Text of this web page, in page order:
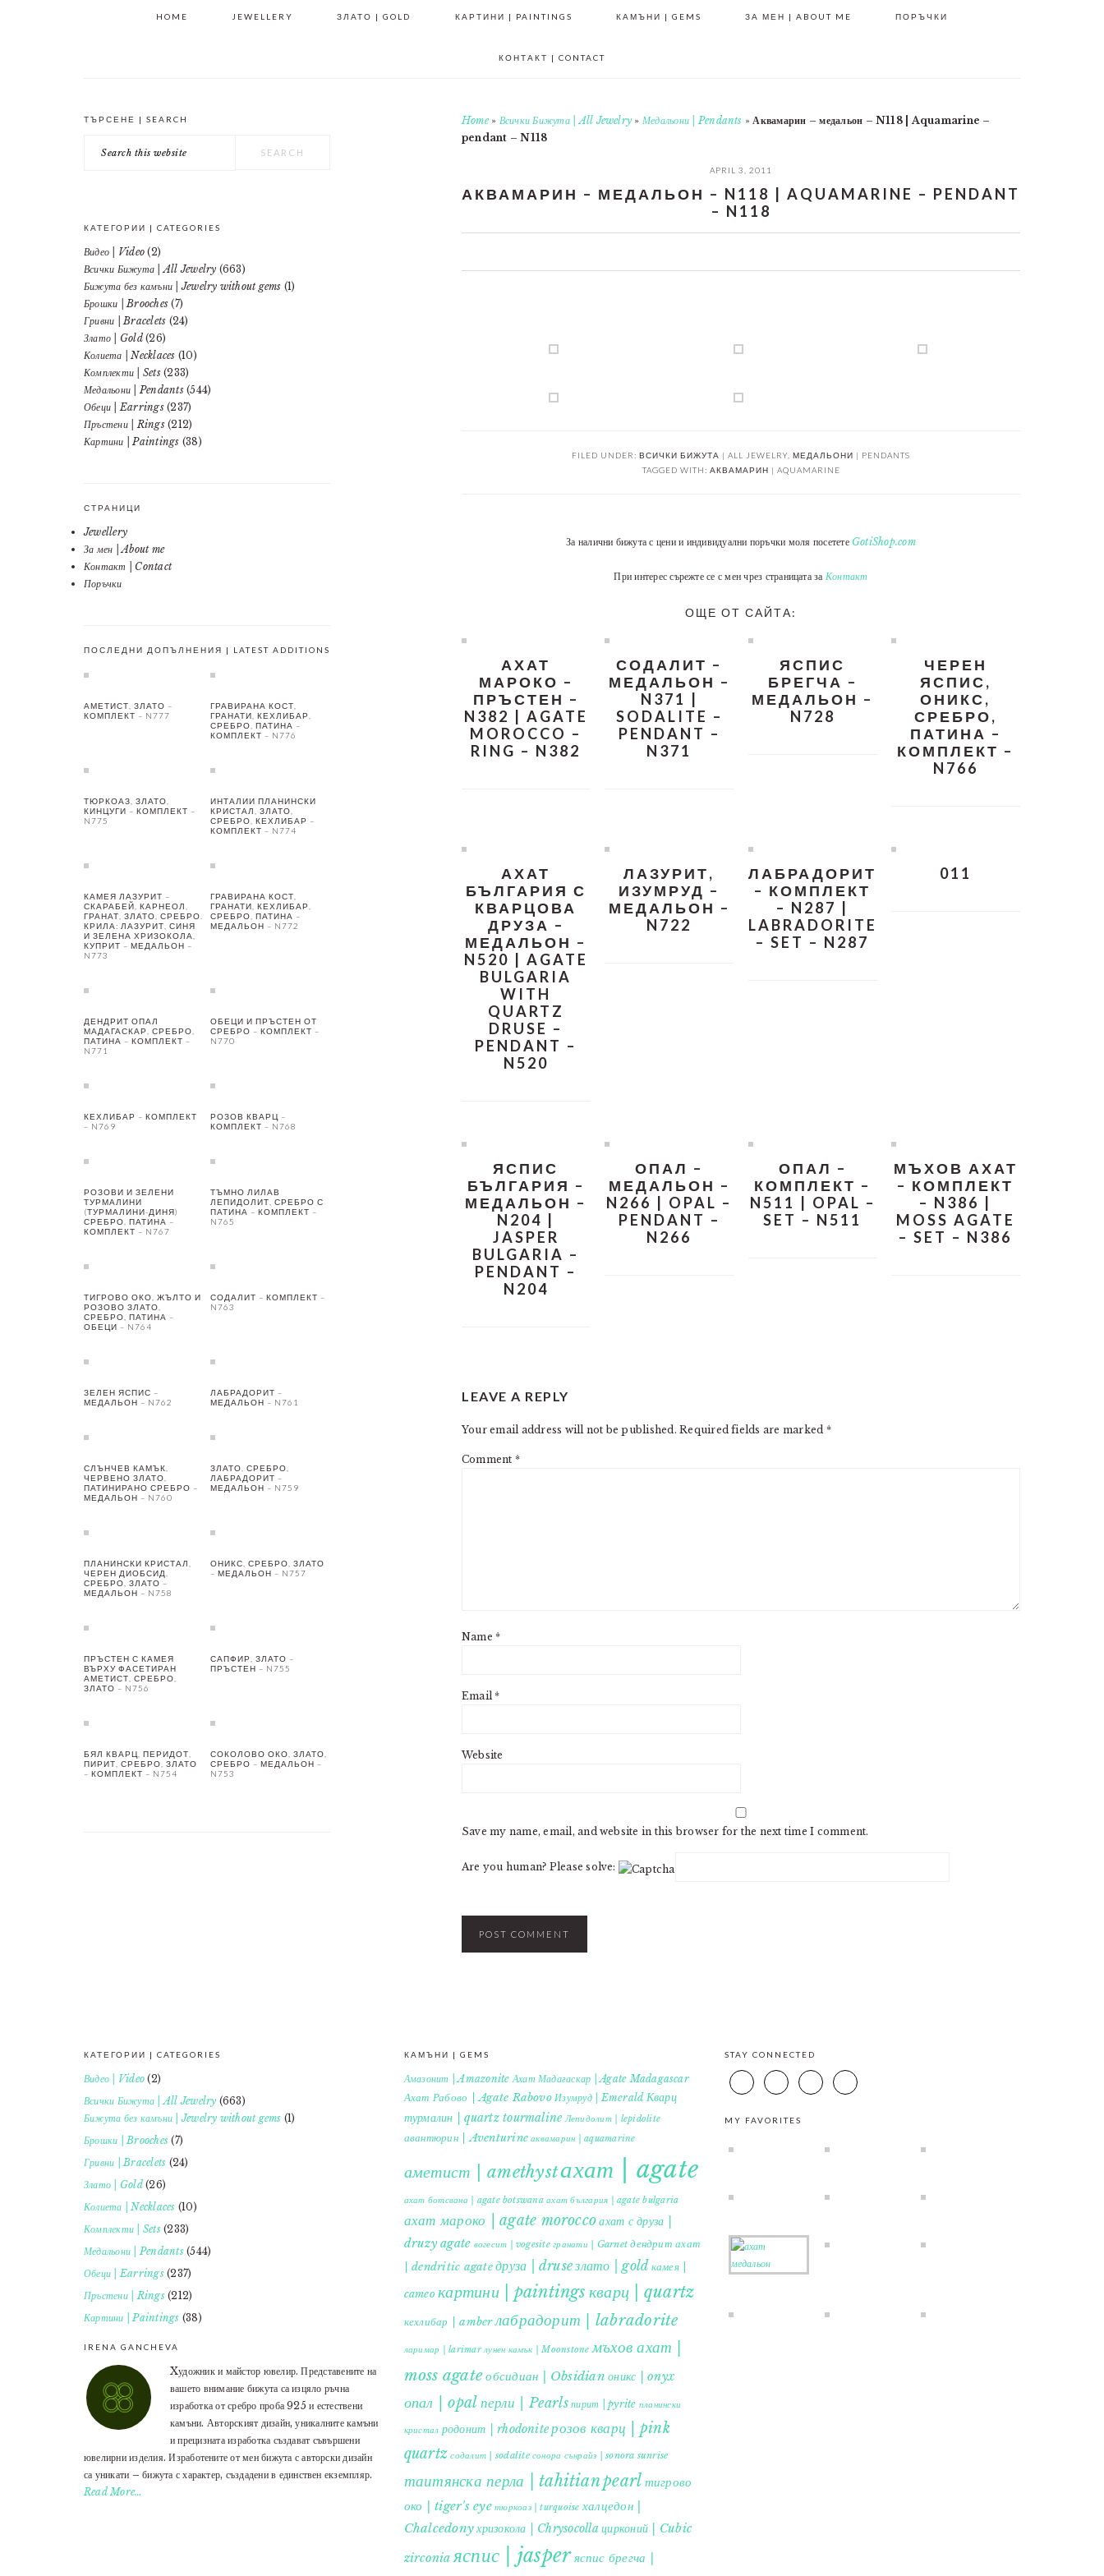
HOME JEWELLERY ЗЛАТО | GOLD КАРТИНИ | PAINTINGS КАМЪНИ | GEMS ЗА МЕН | ABOUT ME ПОРЪЧКИ
КОНТАКТ | CONTACT
Home» Всички Бижута | All Jewelry » Медальони | Pendants »Аквамарин – медальон – N118 | Aquamarine –
pendant – N118
APRIL 3, 2011
АКВАМАРИН – МЕДАЛЬОН – N118 | AQUAMARINE – PENDANT
– N118
FILED UNDER: ВСИЧКИ БИЖУТА | ALL JEWELRY МЕДАЛЬОНИ | PENDANTS
TAGGED WITH: АКВАМАРИН | AQUAMARINE
За налични бижута с цени и индивидуални поръчки моля посетете GotiShop.com
При интерес сърежте се с мен чрез страницата за Контакт
ОЩЕ ОТ САЙТА:
АХАТ
МАРОКО –
ПРЪСТЕН –
N382 | AGATE
MOROCCO –
RING – N382
СОДАЛИТ –
МЕДАЛЬОН –
N371 |
SODALITE –
PENDANT –
N371
ЯСПИС
БРЕГЧА –
МЕДАЛЬОН –
N728
ЧЕРЕН
ЯСПИС,
ОНИКС,
СРЕБРО,
ПАТИНА –
КОМПЛЕКТ –
N766
АХАТ
БЪЛГАРИЯ С
КВАРЦОВА
ДРУЗА –
МЕДАЛЬОН –
N520 | AGATE
BULGARIA
WITH
QUARTZ
DRUSE –
PENDANT –
N520
ЛАЗУРИТ,
ИЗУМРУД –
МЕДАЛЬОН –
N722
ЛАБРАДОРИТ
– КОМПЛЕКТ
– N287 |
LABRADORITE
– SET – N287
011
ЯСПИС
БЪЛГАРИЯ –
МЕДАЛЬОН –
N204 |
JASPER
BULGARIA –
PENDANT –
N204
ОПАЛ –
МЕДАЛЬОН –
N266 | OPAL –
PENDANT –
N266
ОПАЛ –
КОМПЛЕКТ –
N511 | OPAL –
SET – N511
МЪХОВ АХАТ
– КОМПЛЕКТ
– N386 |
MOSS AGATE
– SET – N386
INTERACTIONS
LEAVE A REPLY
Your email address will not be published. Required fields are marked *
Comment *
Name*
Email*
Website
Save my name, email, and website in this browser for the next time I comment.
Are you human? Please solve:
PRIMARY
SIDEBAR
ТЪРСЕНЕ | SEARCH
this
КАТЕГОРИИ | CATEGORIES
Видео | Video (2)
Всички Бижута | All Jewelry (663)
Бижута без камъни | Jewelry without gems (1)
Брошки | Brooches (7)
Гривни | Bracelets (24)
Злато | Gold(26)
Колиета | Necklaces (10)
Комплекти | Sets(233)
Медальони | Pendants(544)
Обеци | Earrings(237)
Пръстени | Rings(212)
Картини | Paintings (38)
СТРАНИЦИ
Jewellery
За мен | About me
Контакт | Contact
Поръчки
ПОСЛЕДНИ ДОПЪЛНЕНИЯ | LATEST ADDITIONS
АМЕТИСТ, ЗЛАТО –
КОМПЛЕКТ – N777
ГРАВИРАНА КОСТ,
ГРАНАТИ, КЕХЛИБАР,
СРЕБРО, ПАТИНА –
КОМПЛЕКТ – N776
ТЮРКОАЗ, ЗЛАТО,
КИНЦУГИ – КОМПЛЕКТ –
N775
ИНТАЛИИ ПЛАНИНСКИ
КРИСТАЛ, ЗЛАТО,
СРЕБРО, КЕХЛИБАР –
КОМПЛЕКТ – N774
КАМЕЯ ЛАЗУРИТ –
СКАРАБЕЙ, КАРНЕОЛ,
ГРАНАТ, ЗЛАТО, СРЕБРО.
КРИЛА: ЛАЗУРИТ, СИНЯ
И ЗЕЛЕНА ХРИЗОКОЛА,
КУПРИТ – МЕДАЛЬОН –
N773
ГРАВИРАНА КОСТ,
ГРАНАТИ, КЕХЛИБАР,
СРЕБРО, ПАТИНА –
МЕДАЛЬОН – N772
ДЕНДРИТ ОПАЛ
МАДАГАСКАР, СРЕБРО,
ПАТИНА – КОМПЛЕКТ –
N771
ОБЕЦИ И ПРЪСТЕН ОТ
СРЕБРО – КОМПЛЕКТ –
N770
КЕХЛИБАР – КОМПЛЕКТ
– N769
РОЗОВ КВАРЦ –
КОМПЛЕКТ – N768
РОЗОВИ И ЗЕЛЕНИ
ТУРМАЛИНИ
(ТУРМАЛИНИ-ДИНЯ)
СРЕБРО, ПАТИНА –
КОМПЛЕКТ – N767
ТЪМНО ЛИЛАВ
ЛЕПИДОЛИТ, СРЕБРО С
ПАТИНА – КОМПЛЕКТ –
N765
ТИГРОВО ОКО, ЖЪЛТО И
РОЗОВО ЗЛАТО,
СРЕБРО, ПАТИНА –
ОБЕЦИ – N764
СОДАЛИТ – КОМПЛЕКТ –
N763
ЗЕЛЕН ЯСПИС –
МЕДАЛЬОН – N762
ЛАБРАДОРИТ –
МЕДАЛЬОН – N761
СЛЪНЧЕВ КАМЪК,
ЧЕРВЕНО ЗЛАТО,
ПАТИНИРАНО СРЕБРО –
МЕДАЛЬОН – N760
ЗЛАТО, СРЕБРО,
ЛАБРАДОРИТ –
МЕДАЛЬОН – N759
ПЛАНИНСКИ КРИСТАЛ,
ЧЕРЕН ДИОБСИД,
СРЕБРО, ЗЛАТО –
МЕДАЛЬОН – N758
ОНИКС, СРЕБРО, ЗЛАТО
– МЕДАЛЬОН – N757
ПРЪСТЕН С КАМЕЯ
ВЪРХУ ФАСЕТИРАН
АМЕТИСТ, СРЕБРО,
ЗЛАТО – N756
САПФИР, ЗЛАТО –
ПРЪСТЕН – N755
БЯЛ КВАРЦ, ПЕРИДОТ,
ПИРИТ, СРЕБРО, ЗЛАТО
– КОМПЛЕКТ – N754
СОКОЛОВО ОКО, ЗЛАТО,
СРЕБРО – МЕДАЛЬОН –
N753
КАТЕГОРИИ | CATEGORIES
Видео | Video (2)
Всички Бижута | All Jewelry (663)
Бижута без камъни | Jewelry without gems (1)
Брошки | Brooches (7)
Гривни | Bracelets (24)
Злато | Gold(26)
Колиета | Necklaces (10)
Комплекти | Sets(233)
Медальони | Pendants(544)
Обеци | Earrings(237)
Пръстени | Rings(212)
Картини | Paintings (38)
IRENA GANCHEVA
Xудожник и майстор ювелир. Представените на
вашето внимание бижута са изцяло ръчна
изработка от сребро проба 925 и естествени
камъни. Авторският дизайн, уникалните камъни
и прецизната изработка създават съвършени
ювелирни изделия. Изработените от мен бижута с авторски дизайн
са уникати – бижута с характер, създадени в единствен екземпляр.
Read More…
КАМЪНИ | GEMS
Амазонит | Amazonite Ахат Мадагаскар | Agate Madagascar
Ахат Рабово | Agate Rabovo Изумруд | Emerald Кварц
турмалин | quartz tourmaline Лепидолит | lepidolite
авантюрин | Aventurine аквамарин | aquamarine
аметист | amethystахат | agate
ахат ботсвана | agate botswana ахат българия | agate bulgaria
ахат мароко | agate moroccoахат с друза |
druzy agate вогесит | vogesite гранати | Garnet дендрит ахат
| dendritic agateдруза | druseзлато | gold камея |
cameo картини | paintings кварц | quartz
кехлибар | amberлабрадорит | labradorite
ларимар | larimar лунен камък | Moonstone мъхов ахат |
moss agateобсидиан | Obsidian оникс | onyx
опал | opal перли | Pearls пирит | pyrite планински
кристал родонит | rhodoniteрозов кварц | pink
quartz содалит | sodalite сонора сънрайз | sonora sunrise
таитянска перла | tahitian pearl тигрово
око | tiger's eye тюркоаз | turquoise халцедон |
Chalcedonyхризокола | Chrysocolla цирконий | Cubic
zirconia яспис | jasperяспис брегча |
STAY CONNECTED
MY FAVORITES